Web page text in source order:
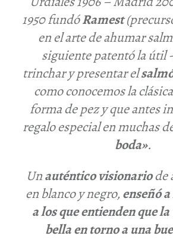
1950 fundóRamest
en el arte de ahumar
siguiente patentó la útil
trinchar y presentar el
como conocemos la
forma de pez y que antes
regalo especial en muchas
boda».
Unauténtico visionariode
en blanco y negro, enseñó
a los que entienden que
bella en torno a una